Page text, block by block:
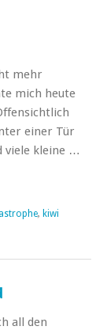
mehr
mich heute
einer Tür
viele kleine …
, kiwi
all den